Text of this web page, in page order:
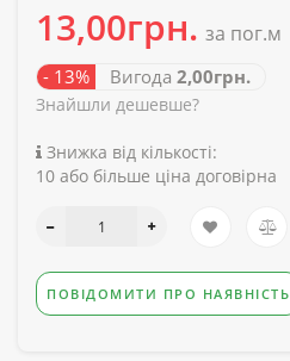
13,00грн. за пог.м
- 13% Вигода 2,00грн.
Знайшли дешевше?
Знижка від кількості:
10 або більше ціна договірна
ПОВІДОМИТИ ПРО НАЯВНІСТЬ